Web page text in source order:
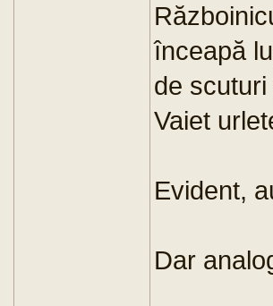
înceapă
de
Vaiet
Evident,
Dar